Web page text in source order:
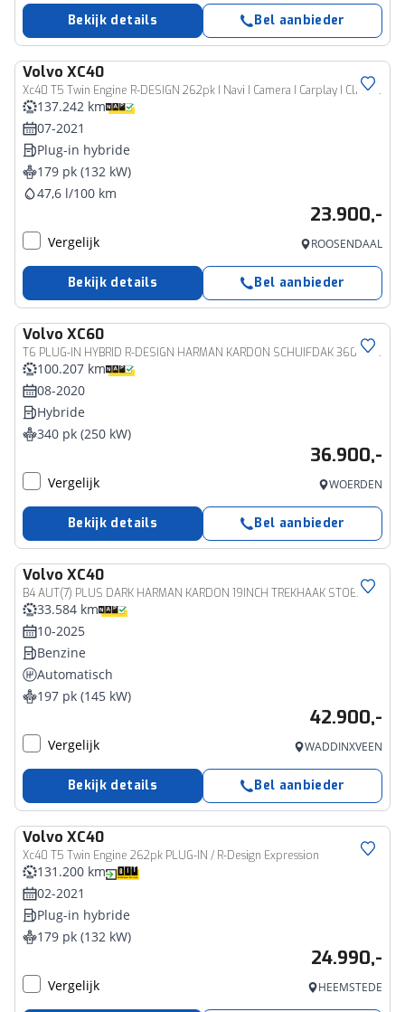
Bekijk details Bel aanbieder
Volvo XC40
Xc40 T5 Twin Engine R-DESIGN 262pk I Navi I Camera I Carplay I Climate I LED I Keyless
137.242 km
07-2021
Plug-in hybride
179 pk (132 kW)
47,6 l/100 km
23.900,-
Vergelijk ROOSENDAAL
Bekijk details Bel aanbieder
Volvo XC60
T6 PLUG-IN HYBRID R-DESIGN HARMAN KARDON SCHUIFDAK 360GR CAM ACC
100.207 km
08-2020
Hybride
340 pk (250 kW)
36.900,-
Vergelijk WOERDEN
Bekijk details Bel aanbieder
Volvo XC40
B4 AUT(7) PLUS DARK HARMAN KARDON 19INCH TREKHAAK STOELVERWARMIN
33.584 km
10-2025
Benzine
Automatisch
197 pk (145 kW)
42.900,-
Vergelijk WADDINXVEEN
Bekijk details Bel aanbieder
Volvo XC40
Xc40 T5 Twin Engine 262pk PLUG-IN / R-Design Expression
131.200 km
02-2021
Plug-in hybride
179 pk (132 kW)
24.990,-
Vergelijk HEEMSTEDE